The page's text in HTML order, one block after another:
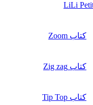
کتاب Zoom
کتاب Zig zag
کتاب Tip Top